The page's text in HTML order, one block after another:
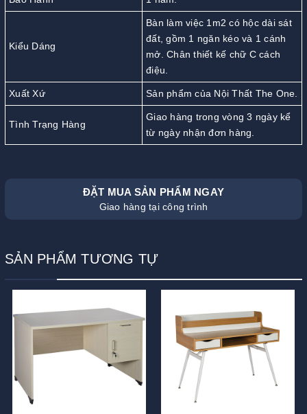
Kiểu Dáng
Bàn làm việc 1m2 có hộc dài sát
đất, gồm 1 ngăn kéo và 1 cánh
mở. Chân thiết kế chữ C cách
điệu.
Xuất Xứ Sản phẩm của Nội Thất The One.
Tình Trạng Hàng
Giao hàng trong vòng 3 ngày kể
từ ngày nhận đơn hàng.
ĐẶT MUA SẢN PHẨM NGAY
Giao hàng tại công trình
SẢN PHẨM TƯƠNG TỰ